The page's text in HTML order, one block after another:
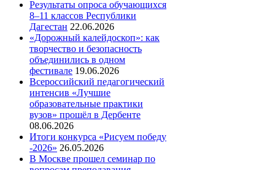
Результаты опроса обучающихся
8–11 классов Республики
Дагестан 22.06.2026
«Дорожный калейдоскоп»: как
творчество и безопасность
объединились в одном
фестивале 19.06.2026
Всероссийский педагогический
интенсив «Лучшие
образовательные практики
вузов» прошёл в Дербенте
08.06.2026
Итоги конкурса «Рисуем победу
-2026» 26.05.2026
В Москве прошел семинар по